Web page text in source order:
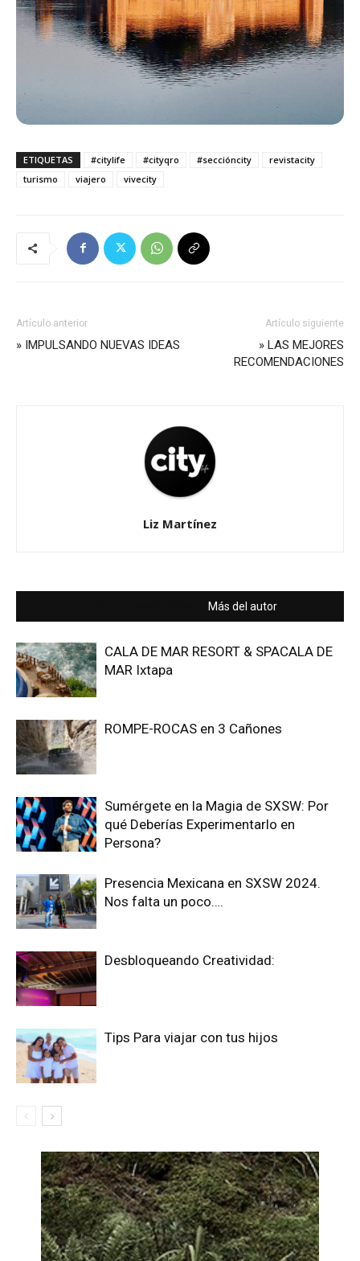
ETIQUETAS #citylife #cityqro #seccióncity
revistacity
turismo
viajero vivecity
Artículo anterior
» IMPULSANDO NUEVAS IDEAS
Artículo siguiente
» LAS MEJORES
RECOMENDACIONES
Liz Martínez
Más del autor
CALA DE MAR RESORT & SPACALA DE
MAR Ixtapa
ROMPE-ROCAS en 3 Cañones
Sumérgete en la Magia de SXSW: Por
qué Deberías Experimentarlo en
Persona?
Presencia Mexicana en SXSW 2024.
Nos falta un poco….
Desbloqueando Creatividad:
Tips Para viajar con tus hijos